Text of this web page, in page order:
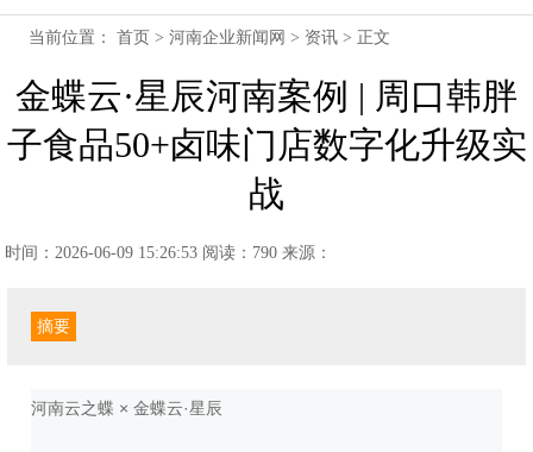
当前位置：首页 >河南企业新闻网 > 资讯 > 正文
金蝶云·星辰河南案例 | 周口韩胖
子食品50+卤味门店数字化升级实
战
时间：2026-06-09 15:26:53 阅读：790 来源：
摘要
河南云之蝶 × 金蝶云·星辰